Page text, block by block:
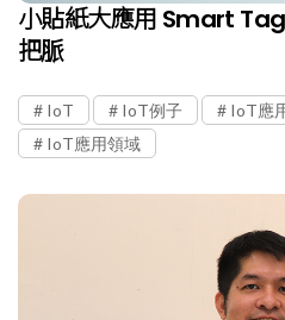
小貼紙大應用 Smart
把脈
IoT IoT例子 IoT應
IoT應用領域